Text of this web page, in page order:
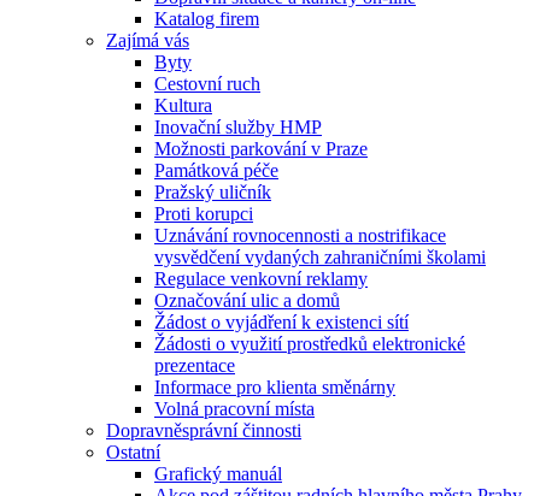
Katalog firem
Zajímá vás
Byty
Cestovní ruch
Kultura
Inovační služby HMP
Možnosti parkování v Praze
Památková péče
Pražský uličník
Proti korupci
Uznávání rovnocennosti a nostrifikace
vysvědčení vydaných zahraničními školami
Regulace venkovní reklamy
Označování ulic a domů
Žádost o vyjádření k existenci sítí
Žádosti o využití prostředků elektronické
prezentace
Informace pro klienta směnárny
Volná pracovní místa
Dopravněsprávní činnosti
Ostatní
Grafický manuál